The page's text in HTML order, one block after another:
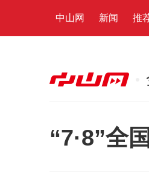
中山网 新闻 推
“7·8”全